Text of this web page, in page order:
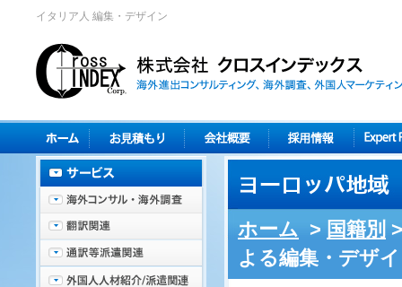
イタリア人 編集・デザイン
ホーム > 国籍別
よる編集・デザ